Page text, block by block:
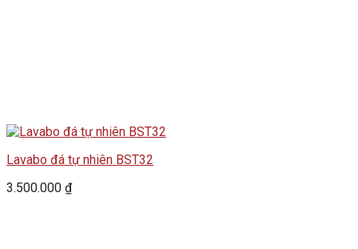
Lavabo đá tự nhiên BST32
3.500.000 ₫